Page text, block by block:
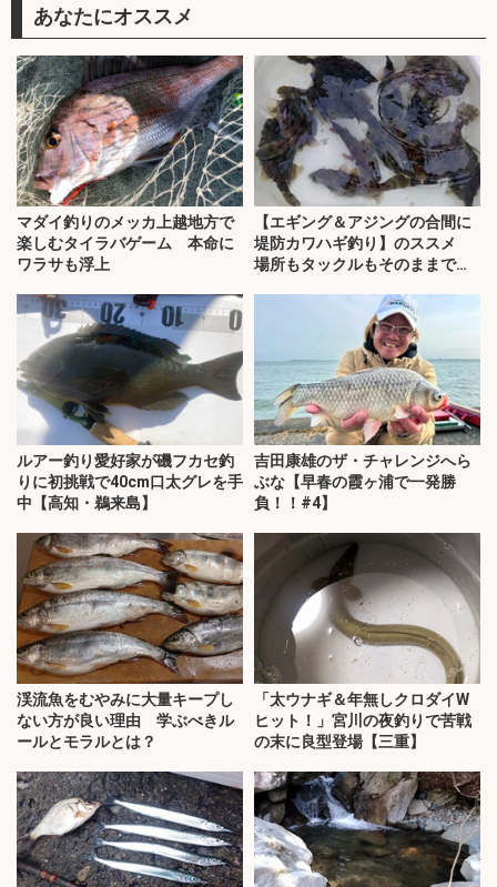
あなたにオススメ
マダイ釣りのメッカ上越地方で
楽しむタイラバゲーム 本命に
ワラサも浮上
【エギング＆アジングの合間に
堤防カワハギ釣り】のススメ
場所もタックルもそのままで
ルアー釣り愛好家が磯フカセ釣
りに初挑戦で40cm口太グレを手
中【高知・鵜来島】
吉田康雄のザ・チャレンジへら
ぶな【早春の霞ヶ浦で一発勝
負！！#4】
渓流魚をむやみに大量キープし
ない方が良い理由 学ぶべきル
ールとモラルとは？
「太ウナギ＆年無しクロダイW
ヒット！」宮川の夜釣りで苦戦
の末に良型登場【三重】